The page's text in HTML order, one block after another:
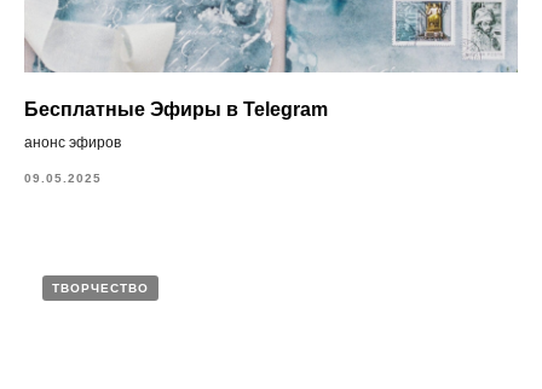
Бесплатные Эфиры в Telegram
анонс эфиров
09.05.2025
ТВОРЧЕСТВО